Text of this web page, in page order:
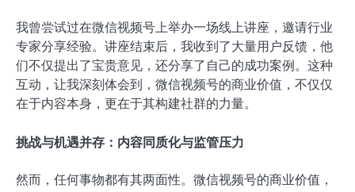
我曾尝试过在微信视频号上举办一场线上讲座，邀请行业
专家分享经验。讲座结束后，我收到了大量用户反馈，他
们不仅提出了宝贵意见，还分享了自己的成功案例。这种
互动，让我深刻体会到，微信视频号的商业价值，不仅仅
在于内容本身，更在于其构建社群的力量。
挑战与机遇并存：内容同质化与监管压力
然而，任何事物都有其两面性。微信视频号的商业价值，